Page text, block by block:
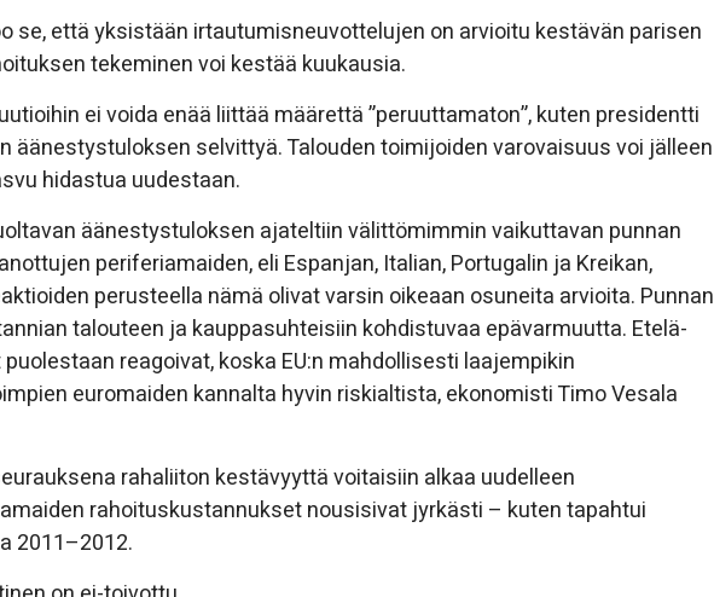
se, että yksistään irtautumisneuvottelujen on arvioitu kestävän parisen
tekeminen voi kestää kuukausia.
ei voida enää liittää määrettä ”peruuttamaton”, kuten presidentti
äänestystuloksen selvittyä. Talouden toimijoiden varovaisuus voi jälleen
hidastua uudestaan.
äänestystuloksen ajateltiin välittömimmin vaikuttavan punnan
periferiamaiden, eli Espanjan, Italian, Portugalin ja Kreikan,
perusteella nämä olivat varsin oikeaan osuneita arvioita. Punnan
talouteen ja kauppasuhteisiin kohdistuvaa epävarmuutta. Etelä-
reagoivat, koska EU:n mahdollisesti laajempikin
euromaiden kannalta hyvin riskialtista, ekonomisti Timo Vesala
rahaliiton kestävyyttä voitaisiin alkaa uudelleen
rahoituskustannukset nousisivat jyrkästi – kuten tapahtui
2011–2012.